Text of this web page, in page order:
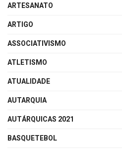
ARTESANATO
ARTIGO
ASSOCIATIVISMO
ATLETISMO
ATUALIDADE
AUTARQUIA
AUTÁRQUICAS 2021
BASQUETEBOL